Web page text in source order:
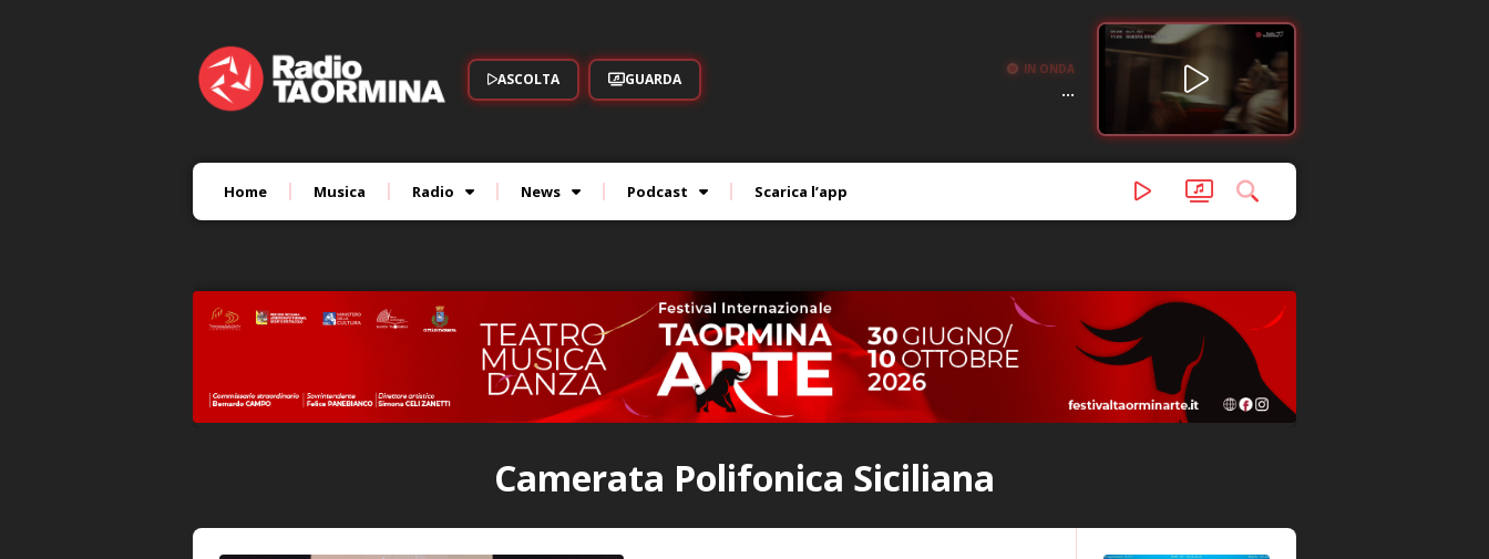
ASCOLTA GUARDA
IN ONDA
...
Home Musica Radio News Podcast Scarica l’app
Camerata Polifonica Siciliana